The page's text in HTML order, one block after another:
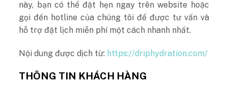
này, bạn có thể đặt hẹn ngay trên website hoặc
gọi đến hotline của chúng tôi để được tư vấn và
hỗ trợ đặt lịch miễn phí một cách nhanh nhất.
Nội dung được dịch từ: https://driphydration.com/
THÔNG TIN KHÁCH HÀNG